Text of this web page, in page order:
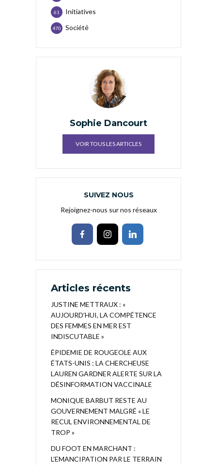
Initiatives
61
Société
470
Sophie Dancourt
VOIR TOUS LES ARTICLES
SUIVEZ NOUS
Rejoignez-nous sur nos réseaux
Articles récents
JUSTINE METTRAUX : «
AUJOURD’HUI, LA COMPÉTENCE
DES FEMMES EN MER EST
INDISCUTABLE »
ÉPIDEMIE DE ROUGEOLE AUX
ÉTATS-UNIS : LA CHERCHEUSE
LAUREN GARDNER ALERTE SUR LA
DÉSINFORMATION VACCINALE
MONIQUE BARBUT RESTE AU
GOUVERNEMENT MALGRÉ « LE
RECUL ENVIRONNEMENTAL DE
TROP »
DU FOOT EN MARCHANT :
L’EMANCIPATION PAR LE TERRAIN